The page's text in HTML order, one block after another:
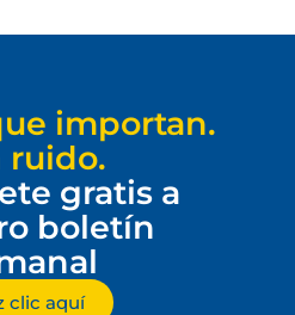
importan.
ruido.
gratis a
boletín
clic aquí